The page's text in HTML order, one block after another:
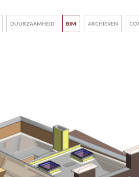
DUURZAAMHEID BIM ARCHIEVEN